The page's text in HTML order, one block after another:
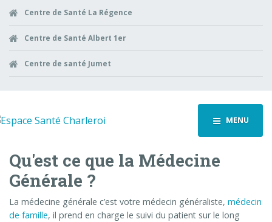
Centre de Santé La Régence
Centre de Santé Albert 1er
Centre de santé Jumet
MENU
Qu'est ce que la Médecine
Générale ?
La médecine générale c’est votre médecin généraliste, médecin
de famille, il prend en charge le suivi du patient sur le long